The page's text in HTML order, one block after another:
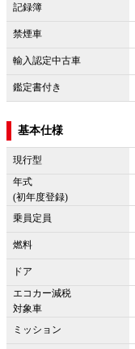
記録簿
禁煙車
輸入認定中古車
鑑定書付き
基本仕様
現行型
年式
(初年度登録)
乗員定員
燃料
ドア
エコカー減税
対象車
ミッション